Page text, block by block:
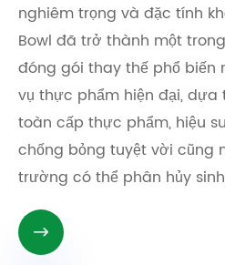
nghiêm trọng và đặc tính
Bowl đã trở thành một
đóng gói thay thế phổ biến
vụ thực phẩm hiện đại,
toàn cấp thực phẩm, hiệu
chống bỏng tuyệt vời cũng
trường có thể phân hủy
